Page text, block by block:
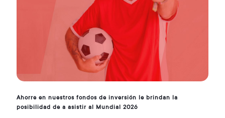
Ahorre en nuestros fondos de inversión le brindan la
posibilidad de a asistir al Mundial 2026